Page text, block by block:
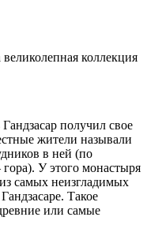
коллекция
получил свое
жители называли
в ней (по
У этого монастыря
самых неизгладимых
Такое
или самые